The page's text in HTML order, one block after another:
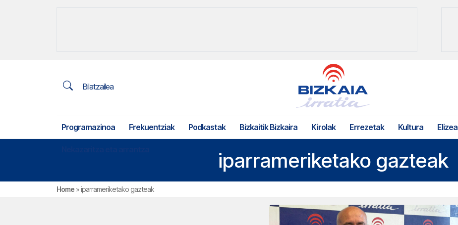
Bilatzailea
Programazinoa Frekuentziak Podkastak Bizkaitik Bizkaira Kirolak Errezetak Kultura Elizea
iparrameriketako gazteak
Home »iparrameriketako gazteak